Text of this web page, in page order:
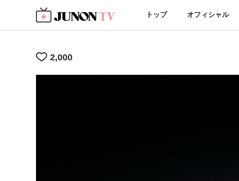
トップ オフィシャル
2,000